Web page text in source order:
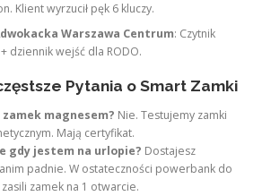
Klient wyrzucił pęk 6 kluczy.
Warszawa Centrum: Czytnik
dziennik wejść dla RODO.
Pytania o Smart Zamki
magnesem? Nie. Testujemy zamki
Mają certyfikat.
gdy jestem na urlopie? Dostajesz
padnie. W ostateczności powerbank do
zamek na 1 otwarcie.